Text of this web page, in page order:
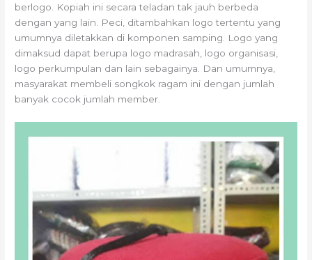
berlogo. Kopiah ini secara teladan tak jauh berbeda
dengan yang lain. Peci, ditambahkan logo tertentu yang
umumnya diletakkan di komponen samping. Logo yang
dimaksud dapat berupa logo madrasah, logo organisasi,
logo perkumpulan dan lain sebagainya. Dan umumnya,
masyarakat membeli songkok ragam ini dengan jumlah
banyak cocok jumlah member.